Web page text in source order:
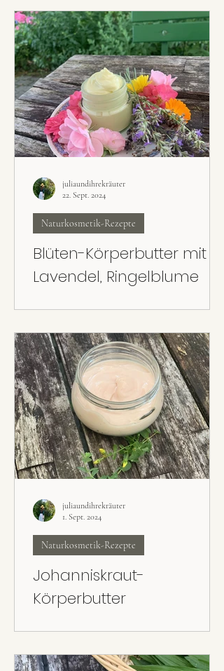
Blüten-Körperbutter mit
Lavendel, Ringelblume
leicht gemacht: Die Blüten-Körperbutter mit
Lavendel, Rose und Ringelblume kann mit
getrockneten oder
Naturkosmetik-Rezepte
juliaundihrekräuter
22. Sept. 2024
Johanniskraut-
Körperbutter
Rezept für trockene Haut.
Naturkosmetik-Rezepte
juliaundihrekräuter
1. Sept. 2024